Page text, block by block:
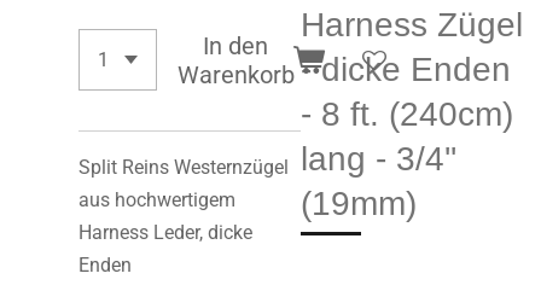
Harness Zügel
- dicke Enden
- 8 ft. (240cm)
lang - 3/4''
(19mm)
In den
Warenkorb
Split Reins Westernzügel
aus hochwertigem
Harness Leder, dicke
Enden